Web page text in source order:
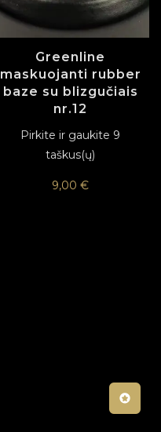
Greenline
maskuojanti rubber
baze su blizgučiais
nr.12
Pirkite ir gaukite 9
taškus(ų)
9,00 €